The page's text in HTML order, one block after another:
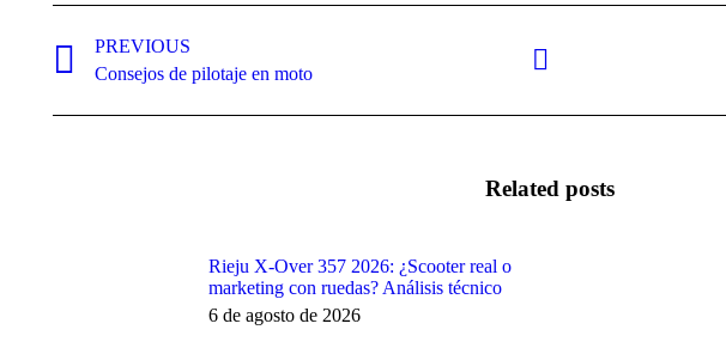
navigation
PREVIOUS
Previous
Consejos de pilotaje en moto
Related posts
Rieju X-Over 357 2026: ¿Scooter real o
marketing con ruedas? Análisis técnico
6 de agosto de 2026